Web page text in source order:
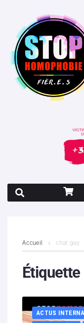
Contenus litigieux
Boutique
Accueil chat gay
Étiquette
ACTUS